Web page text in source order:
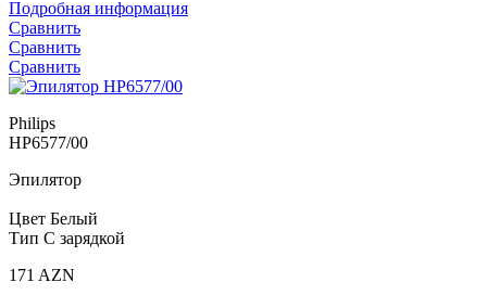
Подробная информация
Сравнить
Сравнить
Сравнить
Philips
HP6577/00
Эпилятор
Цвет Белый
Тип С зарядкой
171 AZN